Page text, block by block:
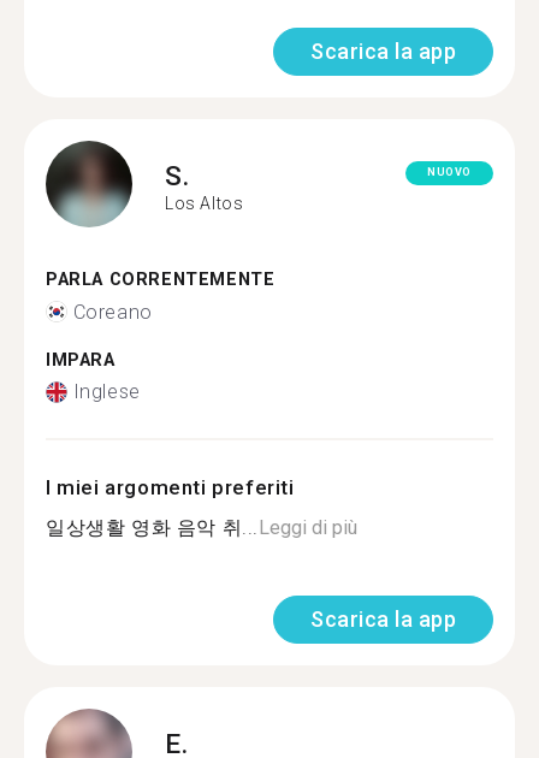
Scarica la app
S.
Los Altos
NUOVO
PARLA CORRENTEMENTE
Coreano
IMPARA
Inglese
I miei argomenti preferiti
일상생활 영화 음악 취...Leggi di più
Scarica la app
E.